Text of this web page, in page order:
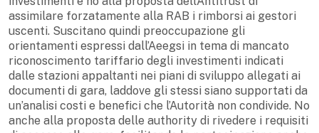
assimilare forzatamente alla RAB i rimborsi ai gestori
uscenti. Suscitano quindi preoccupazione gli
orientamenti espressi dall’Aeegsi in tema di mancato
riconoscimento tariffario degli investimenti indicati
dalle stazioni appaltanti nei piani di sviluppo allegati ai
documenti di gara, laddove gli stessi siano supportati da
un’analisi costi e benefici che l’Autorità non condivide. No
anche alla proposta delle authority di rivedere i requisiti